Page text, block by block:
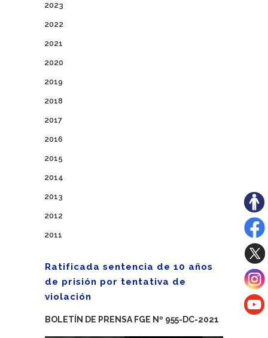
2023
2022
2021
2020
2019
2018
2017
2016
2015
2014
2013
2012
2011
Ratificada sentencia de 10 años
de prisión por tentativa de
violación
BOLETÍN DE PRENSA FGE Nº 955-DC-2021